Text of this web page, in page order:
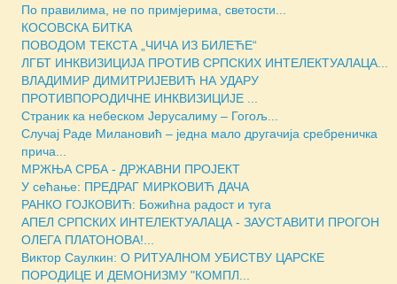
По правилима, не по примјерима, светости...
КОСОВСКА БИТКА
ПОВОДОМ ТЕКСТА „ЧИЧА ИЗ БИЛЕЋЕ“
ЛГБТ ИНКВИЗИЦИЈА ПРОТИВ СРПСКИХ ИНТЕЛЕКТУАЛАЦА...
ВЛАДИМИР ДИМИТРИЈЕВИЋ НА УДАРУ
ПРОТИВПОРОДИЧНЕ ИНКВИЗИЦИЈЕ ...
Страник ка небеском Јерусалиму – Гогољ...
Случај Раде Милановић – једна мало другачија сребреничка
прича...
МРЖЊА СРБА - ДРЖАВНИ ПРОЈЕКТ
У сећање: ПРЕДРАГ МИРКОВИЋ ДАЧА
РАНКО ГОЈКОВИЋ: Божићна радост и туга
АПЕЛ СРПСКИХ ИНТЕЛЕКТУАЛАЦА - ЗАУСТАВИТИ ПРОГОН
ОЛЕГА ПЛАТОНОВА!...
Виктор Саулкин: О РИТУАЛНОМ УБИСТВУ ЦАРСКЕ
ПОРОДИЦЕ И ДЕМОНИЗМУ "КОМПЛ...